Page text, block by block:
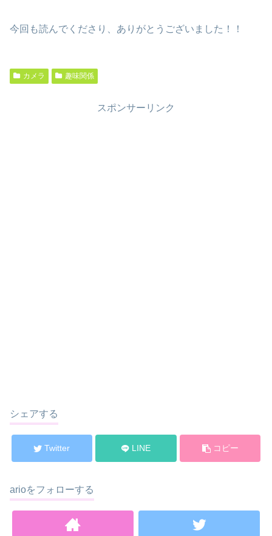
今回も読んでくださり、ありがとうございました！！
カメラ 趣味関係
スポンサーリンク
シェアする
Twitter LINE コピー
arioをフォローする